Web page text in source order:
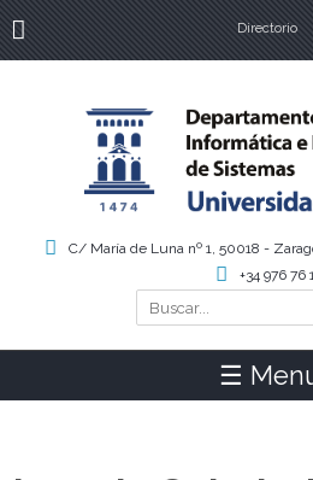
Directorio
Formulario de búsqueda
Buscar
C/ María de Luna nº 1, 50018 -
+34 976 76
☰